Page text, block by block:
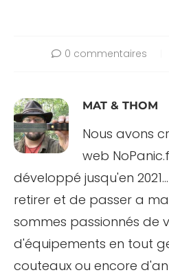
0 commentaires
MAT & THOM
Nous avons
web
développé jusqu'en
retirer et de passer a
sommes passionnés de
d'équipements en tout
couteaux ou encore